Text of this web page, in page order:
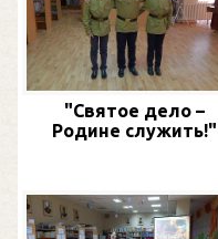
"Святое дело –
Родине служить!"